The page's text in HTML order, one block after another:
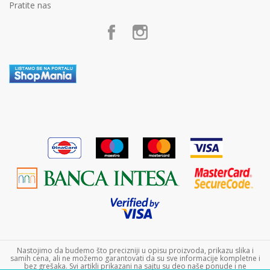
Postanite partner
Politika privatnosti
Zamena veličine i zamena artikla za drugi
Reklamacije
Najčešća pitanja
Pratite nas
Nastojimo da budemo što precizniji u opisu proizvoda, prikazu slika i
samih cena, ali ne možemo garantovati da su sve informacije kompletne i
bez grešaka. Svi artikli prikazani na sajtu su deo naše ponude i ne